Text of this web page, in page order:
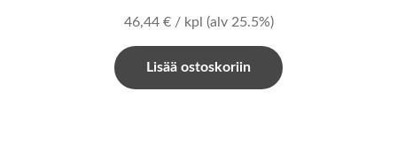
46,44 €/ kpl (alv 25.5%)
Lisää ostoskoriin